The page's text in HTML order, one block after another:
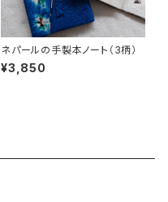
ネパールの手製本ノート（3柄）
¥3,850